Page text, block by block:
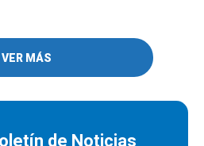
VER MÁS
de Noticias